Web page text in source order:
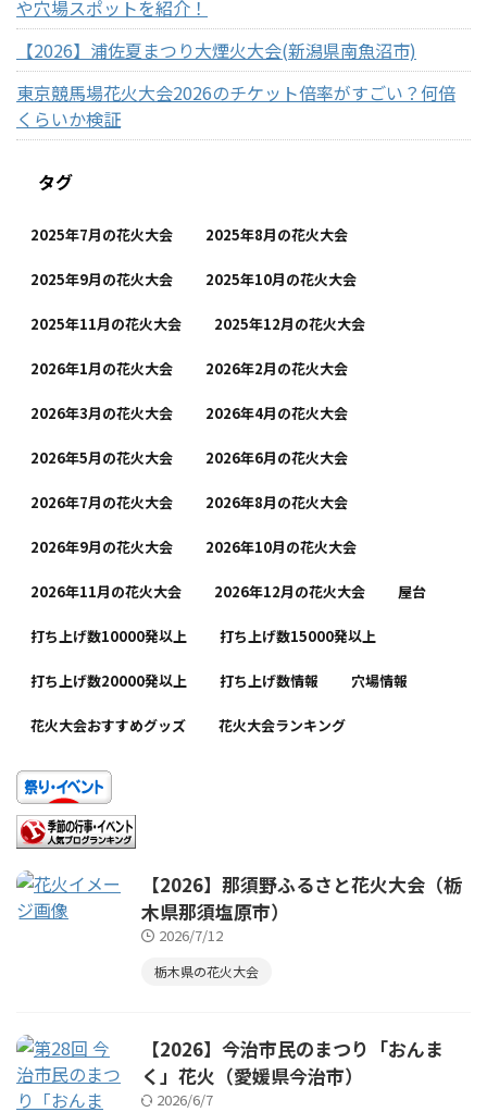
や穴場スポットを紹介！
【2026】浦佐夏まつり大煙火大会(新潟県南魚沼市)
東京競馬場花火大会2026のチケット倍率がすごい？何倍
くらいか検証
タグ
2025年7月の花火大会 2025年8月の花火大会
2025年9月の花火大会 2025年10月の花火大会
2025年11月の花火大会 2025年12月の花火大会
2026年1月の花火大会 2026年2月の花火大会
2026年3月の花火大会 2026年4月の花火大会
2026年5月の花火大会 2026年6月の花火大会
2026年7月の花火大会 2026年8月の花火大会
2026年9月の花火大会 2026年10月の花火大会
2026年11月の花火大会 2026年12月の花火大会 屋台
打ち上げ数10000発以上 打ち上げ数15000発以上
打ち上げ数20000発以上 打ち上げ数情報 穴場情報
花火大会おすすめグッズ 花火大会ランキング
【2026】那須野ふるさと花火大会（栃
木県那須塩原市）
2026/7/12
栃木県の花火大会
【2026】今治市民のまつり「おんま
く」花火（愛媛県今治市）
2026/6/7